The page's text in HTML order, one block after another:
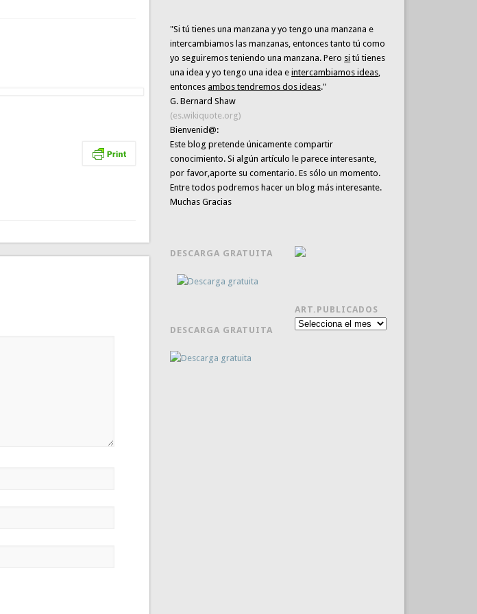
"Si tú tienes una manzana y yo tengo una manzana e
intercambiamos las manzanas, entonces tanto tú como
yo seguiremos teniendo una manzana. Pero si tú tienes
una idea y yo tengo una idea eintercambiamos ideas,
entoncesambos tendremos dos ideas."
G. Bernard Shaw
(es.wikiquote.org)
Bienvenid@:
Este blog pretende únicamentecompartir
conocimiento. Si algún artículo le parece interesante,
por favor,aporte su comentario. Es sólo un momento.
Entre todos podremos hacer un blog más interesante.
Muchas Gracias
DESCARGA GRATUITA
DESCARGA GRATUITA
ART.PUBLICADOS
Art.publicados